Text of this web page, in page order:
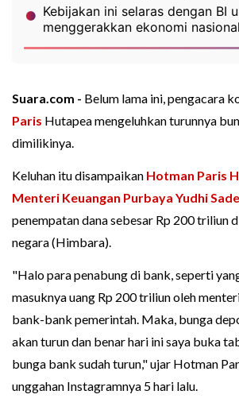
Kebijakan ini selaras dengan BI
menggerakkan ekonomi
Suara.com - Belum lama ini, pengacara
Paris Hutapea mengeluhkan turunnya
dimilikinya.
Keluhan itu disampaikan Hotman Paris
Menteri Keuangan Purbaya Yudhi
penempatan dana sebesar Rp 200 triliun
negara (Himbara).
"Halo para penabung di bank, seperti
masuknya uang Rp 200 triliun oleh
bank-bank pemerintah. Maka, bunga
akan turun dan benar hari ini saya buka
bunga bank sudah turun," ujar Hotman
unggahan Instagramnya 5 hari lalu.